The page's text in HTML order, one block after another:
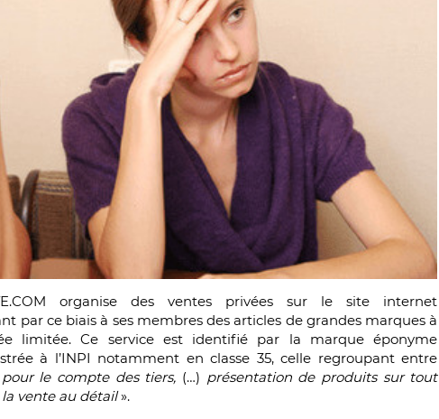
organise des ventes privées sur le site internet
par ce biais à ses membres des articles de grandes marques à
limitée. Ce service est identifié par la marque éponyme
à l’INPI notamment en classe 35, celle regroupant entre
le compte des tiers, (…) présentation de produits sur tout
vente au détail».